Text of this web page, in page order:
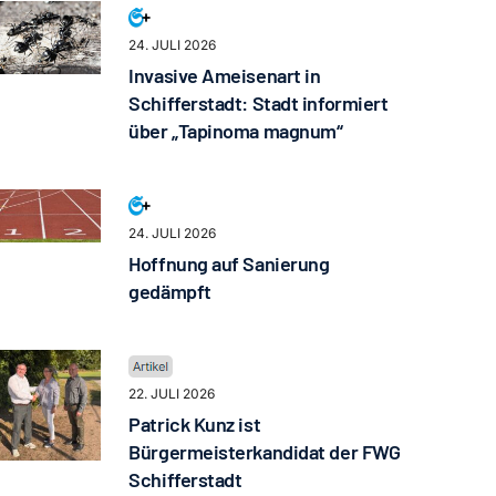
24. JULI 2026
Invasive Ameisenart in
Schifferstadt: Stadt informiert
über „Tapinoma magnum“
24. JULI 2026
Hoffnung auf Sanierung
gedämpft
22. JULI 2026
Patrick Kunz ist
Bürgermeisterkandidat der FWG
Schifferstadt